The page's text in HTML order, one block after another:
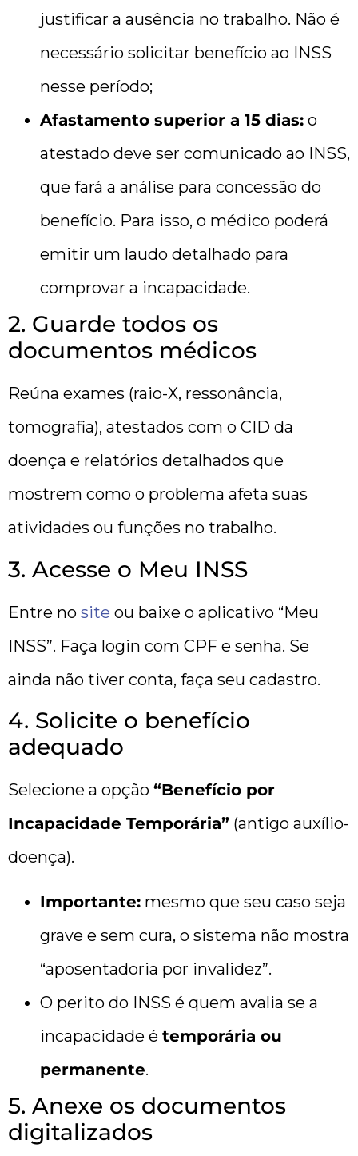
justificar a ausência no trabalho. Não é
necessário solicitar benefício ao INSS
nesse período;
Afastamento superior a 15 dias: o
atestado deve ser comunicado ao INSS,
que fará a análise para concessão do
benefício. Para isso, o médico poderá
emitir um laudo detalhado para
comprovar a incapacidade.
2. Guarde todos os
documentos médicos
Reúna exames (raio-X, ressonância,
tomografia), atestados com o CID da
doença e relatórios detalhados que
mostrem como o problema afeta suas
atividades ou funções no trabalho.
3. Acesse o Meu INSS
Entre no site ou baixe o aplicativo “Meu
INSS”. Faça login com CPF e senha. Se
ainda não tiver conta, faça seu cadastro.
4. Solicite o benefício
adequado
Selecione a opção “Benefício por
Incapacidade Temporária” (antigo auxílio-
doença).
Importante: mesmo que seu caso seja
grave e sem cura, o sistema não mostra
“aposentadoria por invalidez”.
O perito do INSS é quem avalia se a
incapacidade é temporária ou
permanente.
5. Anexe os documentos
digitalizados